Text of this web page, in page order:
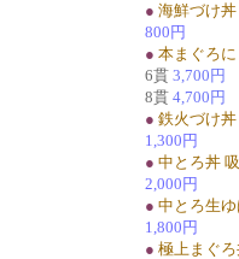
● 海鮮づけ
800円
● 本まぐろ
6貫 3,700円
8貫 4,700円
● 鉄火づけ
1,300円
● 中とろ丼
2,000円
● 中とろ生
1,800円
● 極上まぐ